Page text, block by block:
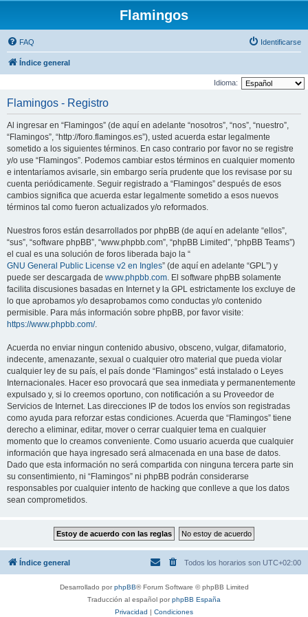
Flamingos
FAQ Identificarse
Índice general
Idioma:
Flamingos - Registro
Al ingresar en “Flamingos” (de aquí en adelante “nosotros”, “nos”, “nuestro”,
“Flamingos”, “http://foro.flamingos.es”), usted acuerda estar legalmente
sometido a los siguientes términos. En caso contrario por favor no se registre
y/o use “Flamingos”. Podemos cambiar estos términos en cualquier momento
e intentaríamos avisarle, sin embargo sería prudente que los revisase por su
cuenta periódicamente. Seguir registrado a “Flamingos” después de esos
cambios significa que acuerda estar legalmente sometido a esos nuevos
términos tal como fueron actualizados y/o reformados.
Nuestros foros están desarrollados por phpBB (de aquí en adelante “ellos”,
“sus”, “software phpBB”, “www.phpbb.com”, “phpBB Limited”, “phpBB Teams”)
el cual es una solución de foros liberada bajo la “
GNU General Public License v2 en Ingles” (de aquí en adelante “GPL”) y
puede ser descargada de www.phpbb.com. El software phpBB solamente
facilita discusiones basadas en Internet y la GPL estrictamente los excluye de
lo que aprobamos y/o desaprobamos como conductas y/o contenido
permisible. Para más información sobre phpBB, por favor visite:
https://www.phpbb.com/.
Acuerda no enviar ningun contenido abusivo, obsceno, vulgar, difamatorio,
indecente, amenazante, sexual o cualquier otro material que pueda violar
cualquier ley de su país, el país donde “Flamingos” está instalado o Leyes
Internacionales. Hacer eso provocará que sea inmediata y permanentemente
expulsado y, si lo creemos oportuno, con notificación a su Proveedor de
Servicios de Internet. Las direcciones IP de todos los envíos son registradas
como ayuda para reforzar estas condiciones. Acuerda que “Flamingos” tiene
derecho a eliminar, editar, mover o cerrar cualquier tema en cualquier
momento que lo creamos conveniente. Como usuario acuerda que cualquier
información que haya ingresado será almacenada en una base de datos.
Dado que esta información no será compartida con ninguna tercera parte sin
su consentimiento, ni “Flamingos” ni phpBB podrán considerarse
responsables por cualquier intento de hacking que conlleve a que los datos
sean comprometidos.
Índice general Todos los horarios son UTC+02:00
Desarrollado porphpBB® Forum Software © phpBB Limited
Traducción al español porphpBB España
Privacidad | Condiciones